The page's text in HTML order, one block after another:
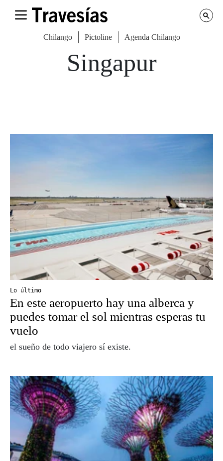
Chilango Pictoline Agenda Chilango
Singapur
Lo último
En este aeropuerto hay una alberca y
puedes tomar el sol mientras esperas tu
vuelo
el sueño de todo viajero sí existe.